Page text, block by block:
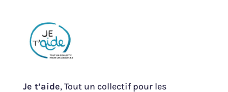
Je t’aide, Tout un collectif pour les